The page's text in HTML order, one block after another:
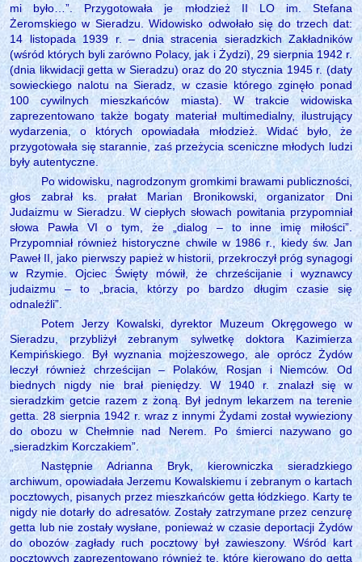
mi było…”. Przygotowała je młodzież II LO im. Stefana
Żeromskiego w Sieradzu. Widowisko odwołało się do trzech dat:
14 listopada 1939 r. – dnia stracenia sieradzkich Zakładników
(wśród których byli zarówno Polacy, jak i Żydzi), 29 sierpnia 1942 r.
(dnia likwidacji getta w Sieradzu) oraz do 20 stycznia 1945 r. (daty
sowieckiego nalotu na Sieradz, w czasie którego zginęło ponad
100 cywilnych mieszkańców miasta). W trakcie widowiska
zaprezentowano także bogaty materiał multimedialny, ilustrujący
wydarzenia, o których opowiadała młodzież. Widać było, że
przygotowała się starannie, zaś przeżycia sceniczne młodych ludzi
były autentyczne.
Po widowisku, nagrodzonym gromkimi brawami publiczności,
głos zabrał ks. prałat Marian Bronikowski, organizator Dni
Judaizmu w Sieradzu. W ciepłych słowach powitania przypomniał
słowa Pawła VI o tym, że „dialog – to inne imię miłości”.
Przypomniał również historyczne chwile w 1986 r., kiedy św. Jan
Paweł II, jako pierwszy papież w historii, przekroczył próg synagogi
w Rzymie. Ojciec Święty mówił, że chrześcijanie i wyznawcy
judaizmu – to „bracia, którzy po bardzo długim czasie się
odnaleźli”.
Potem Jerzy Kowalski, dyrektor Muzeum Okręgowego w
Sieradzu, przybliżył zebranym sylwetkę doktora Kazimierza
Kempińskiego. Był wyznania mojżeszowego, ale oprócz Żydów
leczył również chrześcijan – Polaków, Rosjan i Niemców. Od
biednych nigdy nie brał pieniędzy. W 1940 r. znalazł się w
sieradzkim getcie razem z żoną. Był jednym lekarzem na terenie
getta. 28 sierpnia 1942 r. wraz z innymi Żydami został wywieziony
do obozu w Chełmnie nad Nerem. Po śmierci nazywano go
„sieradzkim Korczakiem”.
Następnie Adrianna Bryk, kierowniczka sieradzkiego
archiwum, opowiadała Jerzemu Kowalskiemu i zebranym o kartach
pocztowych, pisanych przez mieszkańców getta łódzkiego. Karty te
nigdy nie dotarły do adresatów. Zostały zatrzymane przez cenzurę
getta lub nie zostały wysłane, ponieważ w czasie deportacji Żydów
do obozów zagłady ruch pocztowy był zawieszony. Wśród kart
pocztowych zaprezentowano również te, które kierowano do getta